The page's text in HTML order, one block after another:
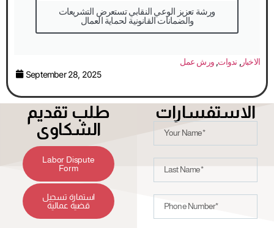
والضمانات القانونية لحماية العمال
الاخبار, ندوات,ورش عمل
September 28, 2025
طلب تقديم
الشكاوى
Labor Dispute
Form
استمارة تسجيل
قضية عمالية
الاستفسارات